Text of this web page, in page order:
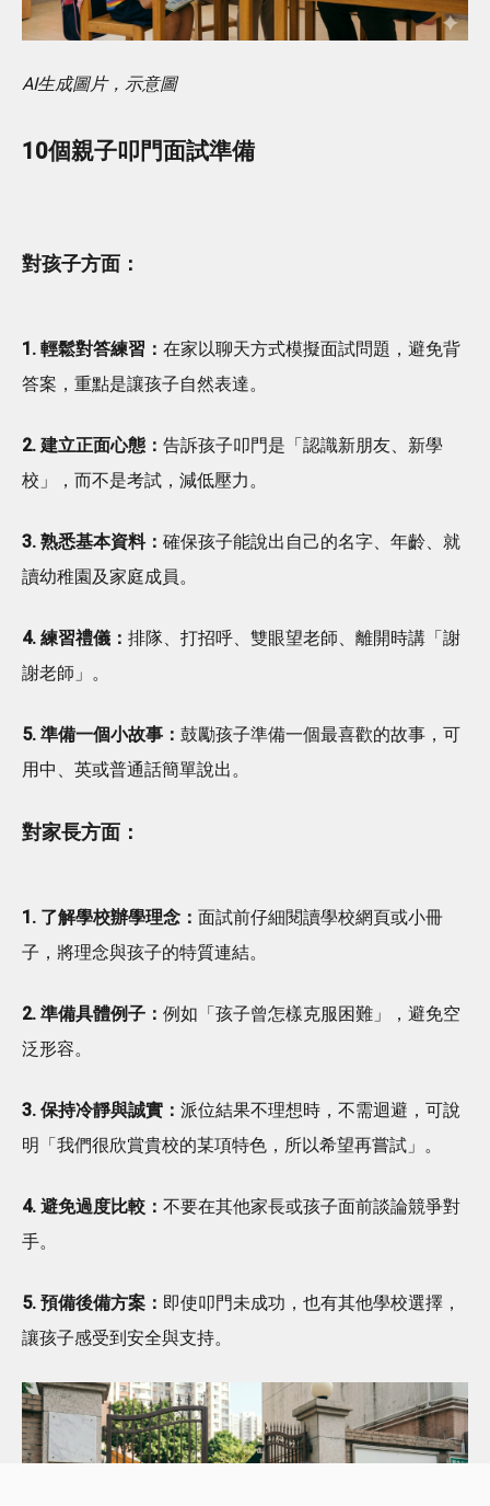
AI生成圖片，示意圖
10個親子叩門面試準備
對孩子方面：
1. 輕鬆對答練習： 在家以聊天方式模擬面試問題，避免背
答案，重點是讓孩子自然表達。
2. 建立正面心態： 告訴孩子叩門是「認識新朋友、新學
校」，而不是考試，減低壓力。
3. 熟悉基本資料： 確保孩子能說出自己的名字、年齡、就
讀幼稚園及家庭成員。
4. 練習禮儀： 排隊、打招呼、雙眼望老師、離開時講「謝
謝老師」。
5. 準備一個小故事： 鼓勵孩子準備一個最喜歡的故事，可
用中、英或普通話簡單說出。
對家長方面：
1. 了解學校辦學理念： 面試前仔細閱讀學校網頁或小冊
子，將理念與孩子的特質連結。
2. 準備具體例子： 例如「孩子曾怎樣克服困難」，避免空
泛形容。
3. 保持冷靜與誠實： 派位結果不理想時，不需迴避，可說
明「我們很欣賞貴校的某項特色，所以希望再嘗試」。
4. 避免過度比較： 不要在其他家長或孩子面前談論競爭對
手。
5. 預備後備方案： 即使叩門未成功，也有其他學校選擇，
讓孩子感受到安全與支持。